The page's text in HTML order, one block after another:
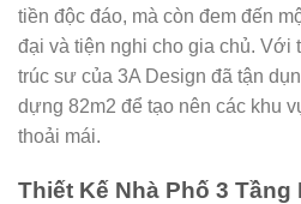
tiền độc đáo, mà còn đem đến
đại và tiện nghi cho gia chủ. Với
trúc sư của 3A Design đã tận
dựng 82m2 để tạo nên các khu
thoải mái.
Thiết Kế Nhà Phố 3 Tầng